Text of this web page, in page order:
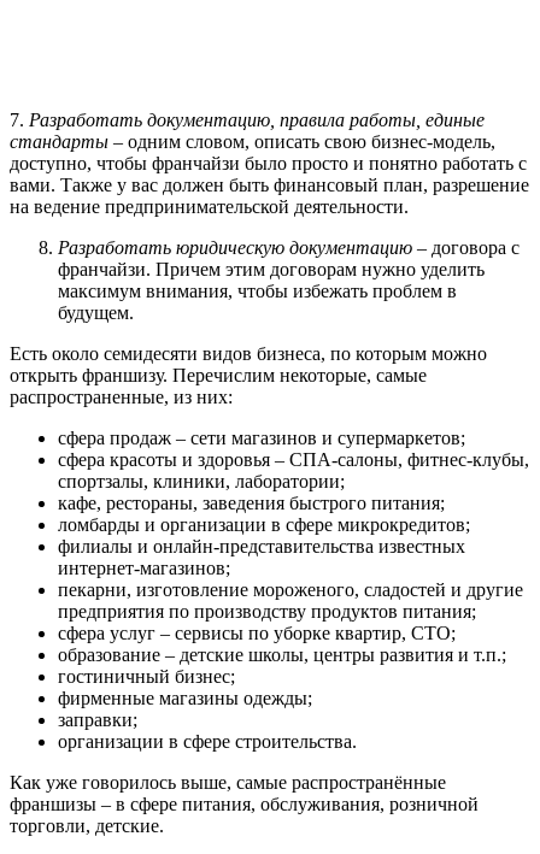
7. Разработать документацию, правила работы, единые
стандарты – одним словом, описать свою бизнес-модель,
доступно, чтобы франчайзи было просто и понятно работать с
вами. Также у вас должен быть финансовый план, разрешение
на ведение предпринимательской деятельности.
Разработать юридическую документацию – договора с
франчайзи. Причем этим договорам нужно уделить
максимум внимания, чтобы избежать проблем в
будущем.
Есть около семидесяти видов бизнеса, по которым можно
открыть франшизу. Перечислим некоторые, самые
распространенные, из них:
сфера продаж – сети магазинов и супермаркетов;
сфера красоты и здоровья – СПА-салоны, фитнес-клубы,
спортзалы, клиники, лаборатории;
кафе, рестораны, заведения быстрого питания;
ломбарды и организации в сфере микрокредитов;
филиалы и онлайн-представительства известных
интернет-магазинов;
пекарни, изготовление мороженого, сладостей и другие
предприятия по производству продуктов питания;
сфера услуг – сервисы по уборке квартир, СТО;
образование – детские школы, центры развития и т.п.;
гостиничный бизнес;
фирменные магазины одежды;
заправки;
организации в сфере строительства.
Как уже говорилось выше, самые распространённые
франшизы – в сфере питания, обслуживания, розничной
торговли, детские.